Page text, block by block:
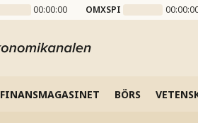
00:00:00 OMXSPI
FINANSMAGASINET BÖRS